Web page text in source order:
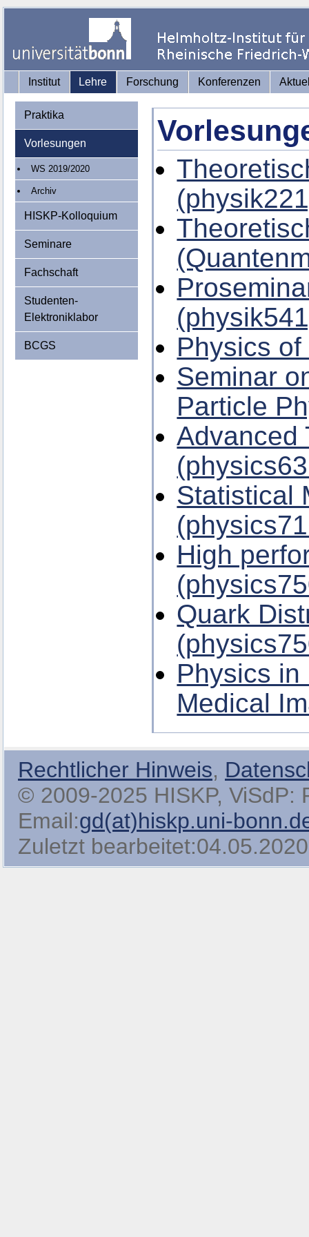
Institut Lehre Forschung Konferenzen
Praktika
Vorlesungen
WS 2019/2020
Archiv
HISKP-Kolloquium
Seminare
Fachschaft
Studenten-
Elektroniklabor
BCGS
Physics
Seminar
Particle
Advanced
Statistical
High
Quark
Physics
Medical
Rechtlicher Hinweis,
© 2009-2025 HISKP, ViSdP:
Email:gd(at)hiskp.uni-
Zuletzt